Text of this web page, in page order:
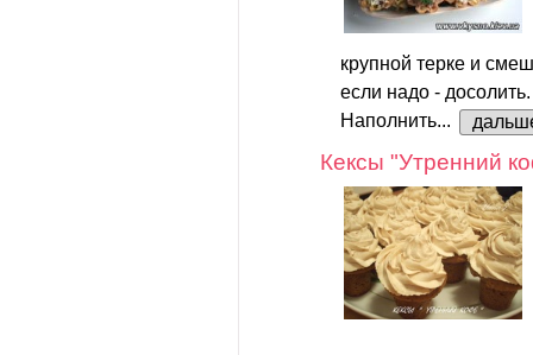
крупной терке и
если надо - досолить.
Наполнить...
Кексы "Утренний